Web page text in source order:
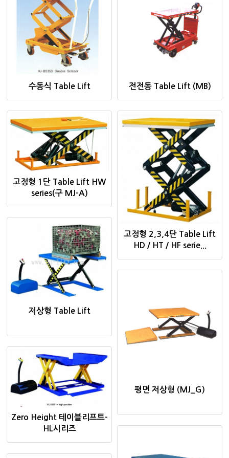
수동식 Table Lift 전전동 Table Lift (MB)
고정형 1단 Table Lift HW
series(구 MJ-A)
고정형 2,3,4단 Table Lift
HD / HT / HF serie...
저상형 Table Lift
평면 저상형 (MJ_G)
Zero Height 테이블리프트-
HL시리즈